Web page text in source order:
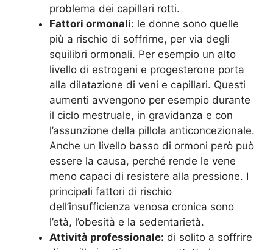
problema dei capillari rotti.
Fattori ormonali: le donne sono quelle
più a rischio di soffrirne, per via degli
squilibri ormonali. Per esempio un alto
livello di estrogeni e progesterone porta
alla dilatazione di veni e capillari. Questi
aumenti avvengono per esempio durante
il ciclo mestruale, in gravidanza e con
l’assunzione della pillola anticoncezionale.
Anche un livello basso di ormoni però può
essere la causa, perché rende le vene
meno capaci di resistere alla pressione. I
principali fattori di rischio
dell’insufficienza venosa cronica sono
l’età, l’obesità e la sedentarietà.
Attività professionale: di solito a soffrire